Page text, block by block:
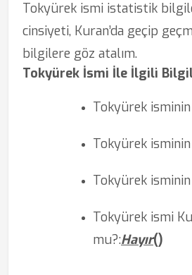
Tokyürek ismi istatistik
cinsiyeti, Kuran’da geçip
bilgilere göz atalım.
Tokyürek İsmi İle İlgili
Tokyürek
Tokyürek
Tokyürek isminin
Tokyürek ismi
mu?:Hayır()